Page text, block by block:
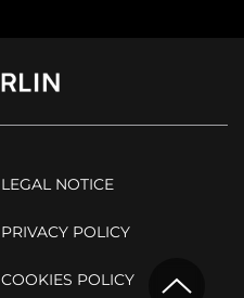
LEGAL NOTICE
PRIVACY POLICY
COOKIES POLICY